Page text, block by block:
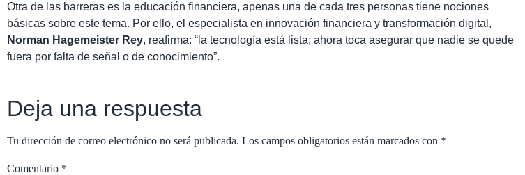
Otra de las barreras es la educación financiera, apenas una de cada tres personas tiene nociones
básicas sobre este tema. Por ello, el especialista en innovación financiera y transformación digital,
Norman Hagemeister Rey, reafirma: “la tecnología está lista; ahora toca asegurar que nadie se quede
fuera por falta de señal o de conocimiento”.
Deja una respuesta
Tu dirección de correo electrónico no será publicada. Los campos obligatorios están marcados con *
Comentario *